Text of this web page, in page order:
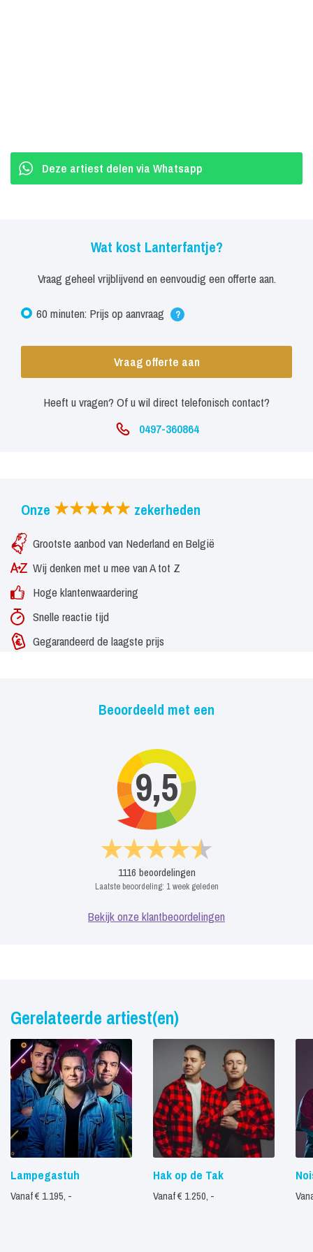
Deze artiest delen via Whatsapp
Wat kost Lanterfantje?
Vraag geheel vrijblijvend en eenvoudig een offerte aan.
60 minuten: Prijs op aanvraag ?
Vraag offerte aan
Heeft u vragen? Of u wil direct telefonisch contact?
0497-360864
Onze zekerheden
Grootste aanbod van Nederland en België
Wij denken met u mee van A tot Z
Hoge klantenwaardering
Snelle reactie tijd
Gegarandeerd de laagste prijs
Beoordeeld met een
9,5
1116 beoordelingen
Laatste beoordeling: 1 week geleden
Bekijk onze klantbeoordelingen
Gerelateerde artiest(en)
Lampegastuh
Vanaf € 1.195, -
Hak op de Tak
Vanaf € 1.250, -